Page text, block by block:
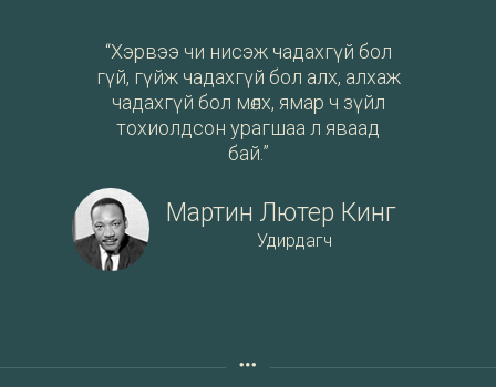
“Хэрвээ чи нисэж чадахгүй бол
гүй, гүйж чадахгүй бол алх, алхаж
чадахгүй бол мөлх, ямар ч зүйл
тохиолдсон урагшаа л яваад
бай.”
Мартин Лютер Кинг
Удирдагч